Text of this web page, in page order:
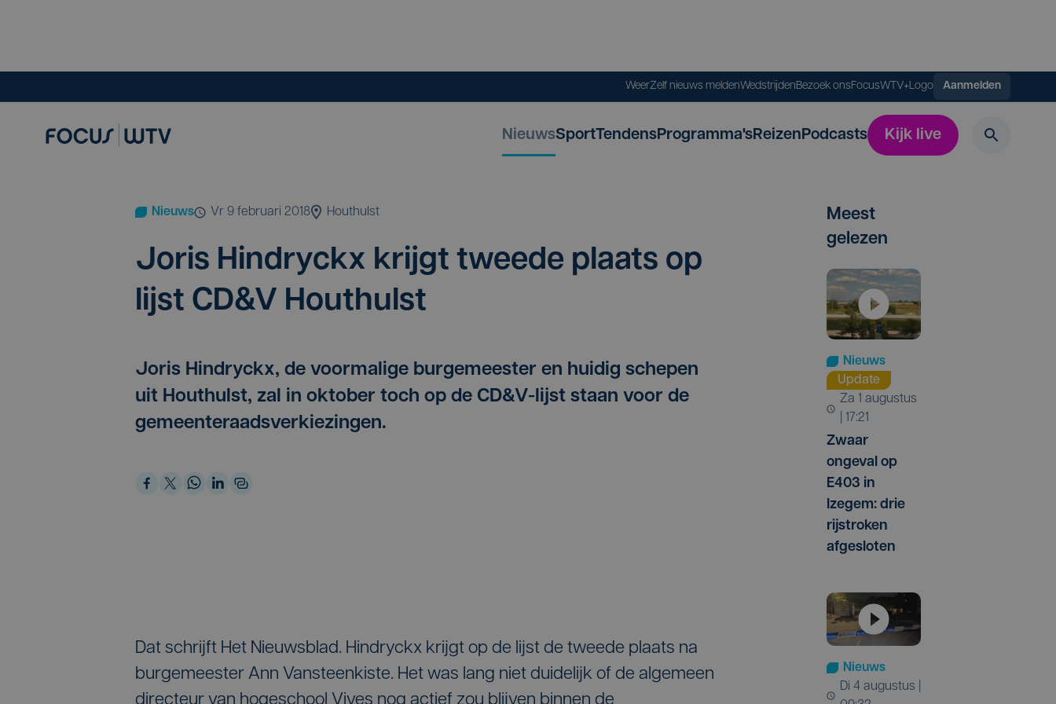
WeerZelf nieuws meldenWedstrijdenBezoek onsFocusWTV+Logo Aanmelden
NieuwsSportTendensProgramma'sReizenPodcasts Kijk live
Nieuws vr 9 februari 2018 Houthulst
Jor­is Hin­dry­ckx krijgt twee­de plaats op
lijst CD&V Houthulst
Joris Hindryckx, de voormalige burgemeester en huidig schepen
uit Houthulst, zal in oktober toch op de CD&V-lijst staan voor de
gemeenteraadsverkiezingen.
Dat schrijft Het Nieuwsblad. Hindryckx krijgt op de lijst de tweede plaats na
burgemeester Ann Vansteenkiste. Het was lang niet duidelijk of de algemeen
Meest
gelezen
Nieuws
Update
za 1 augustus
| 17:21
Zwaar
ongeval op
E403 in
Izegem: drie
rijstroken
afgesloten
Nieuws
di 4 augustus |